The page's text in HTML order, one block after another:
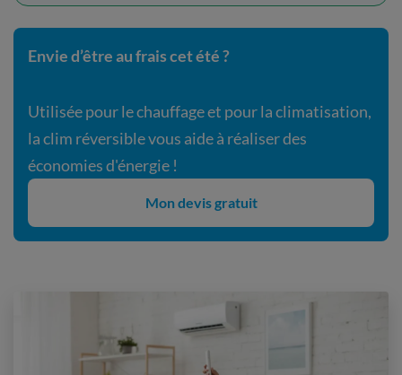
Envie d’être au frais cet été ?
Utilisée pour le chauffage et pour la climatisation,
la clim réversible vous aide à réaliser des
économies d'énergie !
Mon devis gratuit